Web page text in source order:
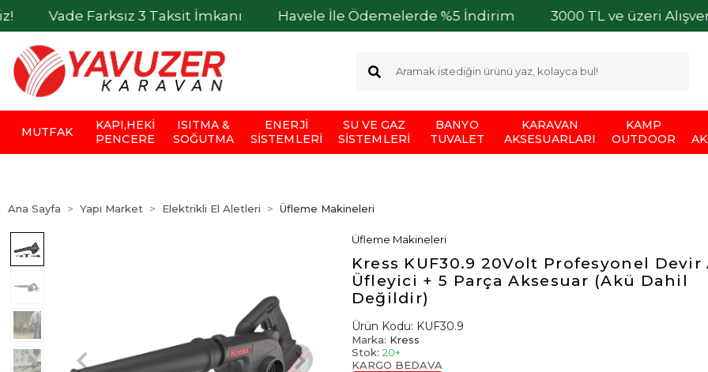
Farksız 3 Taksit İmkanı Havele İle Ödemelerde %5 İndirim 3000 TL ve üzeri
MUTFAK
KAPI,HEKI
PENCERE
ISITMA &
SOĞUTMA
ENERJI
SISTEMLERI
SU VE GAZ
SISTEMLERI
BANYO
TUVALET
KARAVAN
AKSESUARLARI
KAMP
OUTDOOR
Ana Sayfa Yapı Market Elektrikli El Aletleri Üfleme Makineleri
Üfleme Makineleri
Kress KUF30.9 20Volt Profesyonel Devir
Üfleyici + 5 Parça Aksesuar (Akü Dahil
Değildir)
Ürün Kodu: KUF30.9
Marka: Kress
Stok: 20+
KARGO BEDAVA